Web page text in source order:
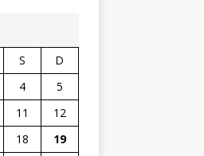
S
D
4
5
11
12
18
19